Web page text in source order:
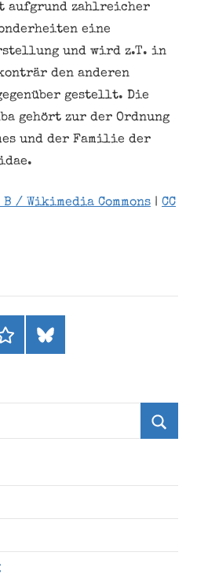
aufgrund zahlreicher
eine
und wird z.T. in
den anderen
gestellt. Die
gehört zur der Ordnung
und der Familie der
/ Wikimedia Commons | CC
bluesky